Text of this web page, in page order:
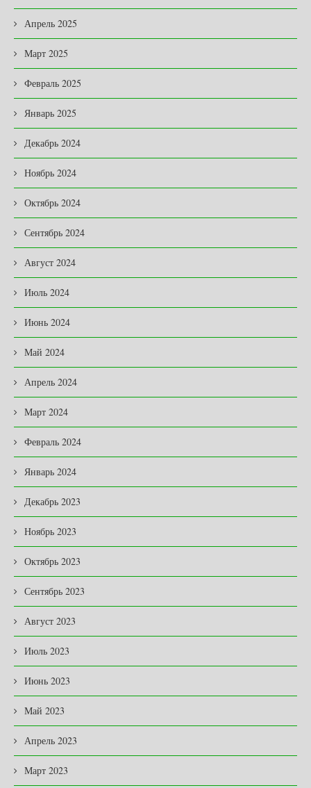
Апрель 2025
Март 2025
Февраль 2025
Январь 2025
Декабрь 2024
Ноябрь 2024
Октябрь 2024
Сентябрь 2024
Август 2024
Июль 2024
Июнь 2024
Май 2024
Апрель 2024
Март 2024
Февраль 2024
Январь 2024
Декабрь 2023
Ноябрь 2023
Октябрь 2023
Сентябрь 2023
Август 2023
Июль 2023
Июнь 2023
Май 2023
Апрель 2023
Март 2023